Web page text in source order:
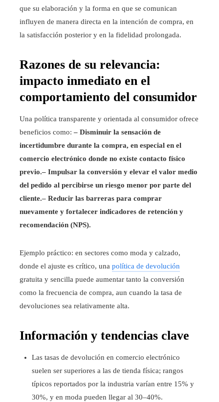
que su elaboración y la forma en que se comunican
influyen de manera directa en la intención de compra, en
la satisfacción posterior y en la fidelidad prolongada.
Razones de su relevancia:
impacto inmediato en el
comportamiento del consumidor
Una política transparente y orientada al consumidor ofrece
beneficios como: – Disminuir la sensación de
incertidumbre durante la compra, en especial en el
comercio electrónico donde no existe contacto físico
previo.– Impulsar la conversión y elevar el valor medio
del pedido al percibirse un riesgo menor por parte del
cliente.– Reducir las barreras para comprar
nuevamente y fortalecer indicadores de retención y
recomendación (NPS).
Ejemplo práctico: en sectores como moda y calzado,
donde el ajuste es crítico, una política de devolución
gratuita y sencilla puede aumentar tanto la conversión
como la frecuencia de compra, aun cuando la tasa de
devoluciones sea relativamente alta.
Información y tendencias clave
Las tasas de devolución en comercio electrónico
suelen ser superiores a las de tienda física; rangos
típicos reportados por la industria varían entre 15% y
30%, y en moda pueden llegar al 30–40%.